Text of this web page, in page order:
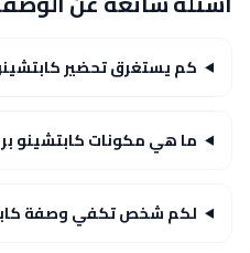
كم يستغرق تحضير
ما هي مكونات كابتشينو
لكم شخص تكفي وصفة